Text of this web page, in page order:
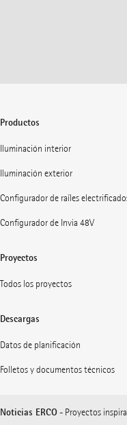
Productos
Iluminación interior
Iluminación exterior
Configurador de raíles
Configurador de Invia 48V
Proyectos
Todos los proyectos
Descargas
Datos de planificación
Folletos y documentos técnicos
Noticias ERCO- Proyectos